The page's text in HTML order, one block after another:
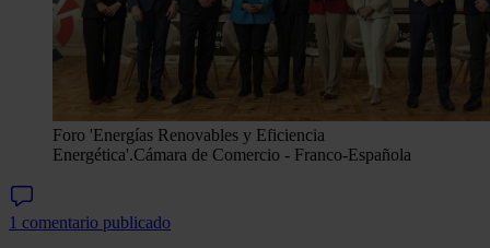
Foro 'Energías Renovables y Eficiencia
Energética'.Cámara de Comercio - Franco-Española
1 comentario publicado